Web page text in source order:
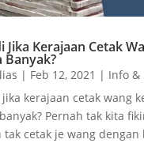
Jika Kerajaan Cetak
Banyak?
| Feb 12, 2021 | Info &
kerajaan cetak wang
Pernah tak kita
tak cetak je wang dengan